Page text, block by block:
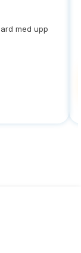
med upp